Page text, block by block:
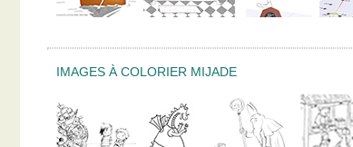
IMAGES À COLORIER MIJADE